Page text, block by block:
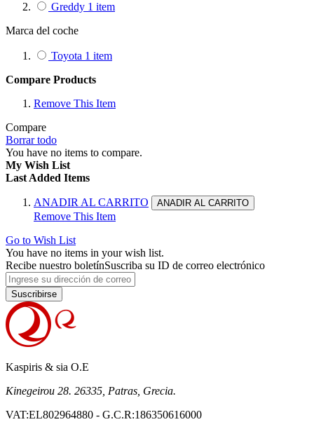
Greddy 1 item
Marca del coche
Toyota 1 item
Compare Products
Remove This Item
Compare
Borrar todo
You have no items to compare.
My Wish List
Last Added Items
ANADIR AL CARRITO ANADIR AL CARRITO
Remove This Item
Go to Wish List
You have no items in your wish list.
Recibe nuestro boletínSuscriba su ID de correo electrónico
Suscribirse
Kaspiris & sia O.E
Kinegeirou 28. 26335, Patras, Grecia.
VAT:EL802964880 - G.C.R:186350616000